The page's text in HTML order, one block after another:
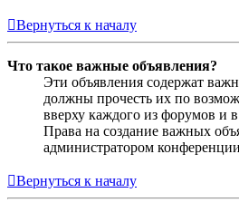
Вернуться к началу
Что такое важные объявления?
Эти объявления содержат
должны прочесть их по
вверху каждого из форумов и
Права на создание важных
администратором
Вернуться к началу